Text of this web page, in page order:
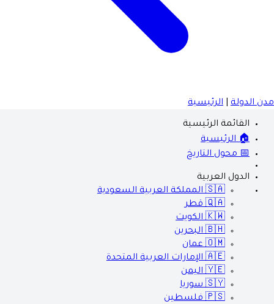
مدن الدولة الرئيسية
القائمة الرئيسية
🏠 الرئيسية
📅 محول التاريخ
الدول العربية
🇸🇦 المملكة العربية السعودية
🇶🇦 قطر
🇰🇼 الكويت
🇧🇭 البحرين
🇴🇲 عمان
🇦🇪 الإمارات العربية المتحدة
🇾🇪 اليمن
🇸🇾 سوريا
🇵🇸 فلسطين